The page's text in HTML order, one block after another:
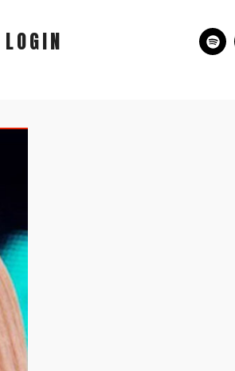
LOGIN